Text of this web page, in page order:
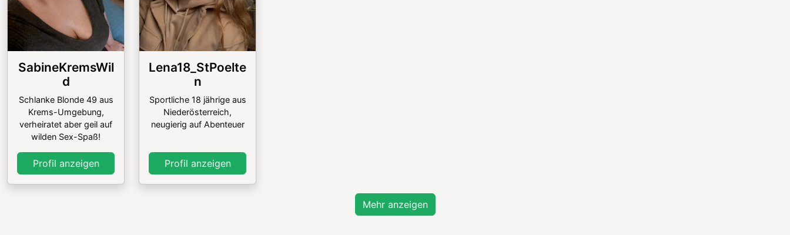
SabineKremsWil
d
Schlanke Blonde 49 aus
Krems-Umgebung,
verheiratet aber geil auf
wilden Sex-Spaß!
Profil anzeigen
Lena18_StPoelte
n
Sportliche 18 jährige aus
Niederösterreich,
neugierig auf Abenteuer
Profil anzeigen
Mehr anzeigen